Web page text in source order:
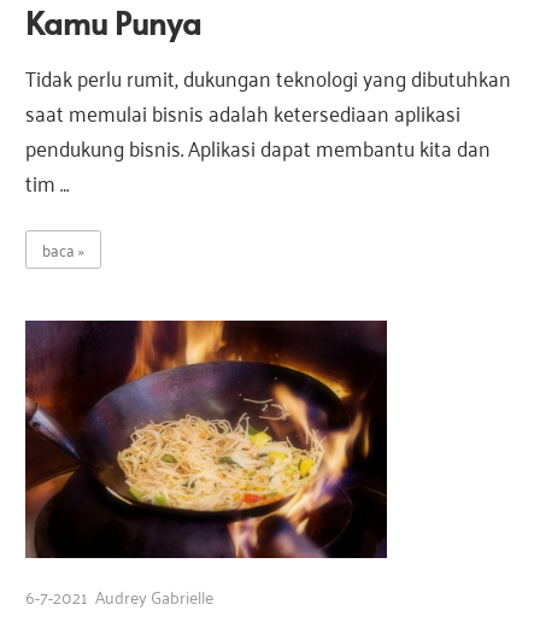
Kamu Punya
Tidak perlu rumit, dukungan teknologi yang dibutuhkan
saat memulai bisnis adalah ketersediaan aplikasi
pendukung bisnis. Aplikasi dapat membantu kita dan
tim …
baca
6-7-2021 Audrey Gabrielle